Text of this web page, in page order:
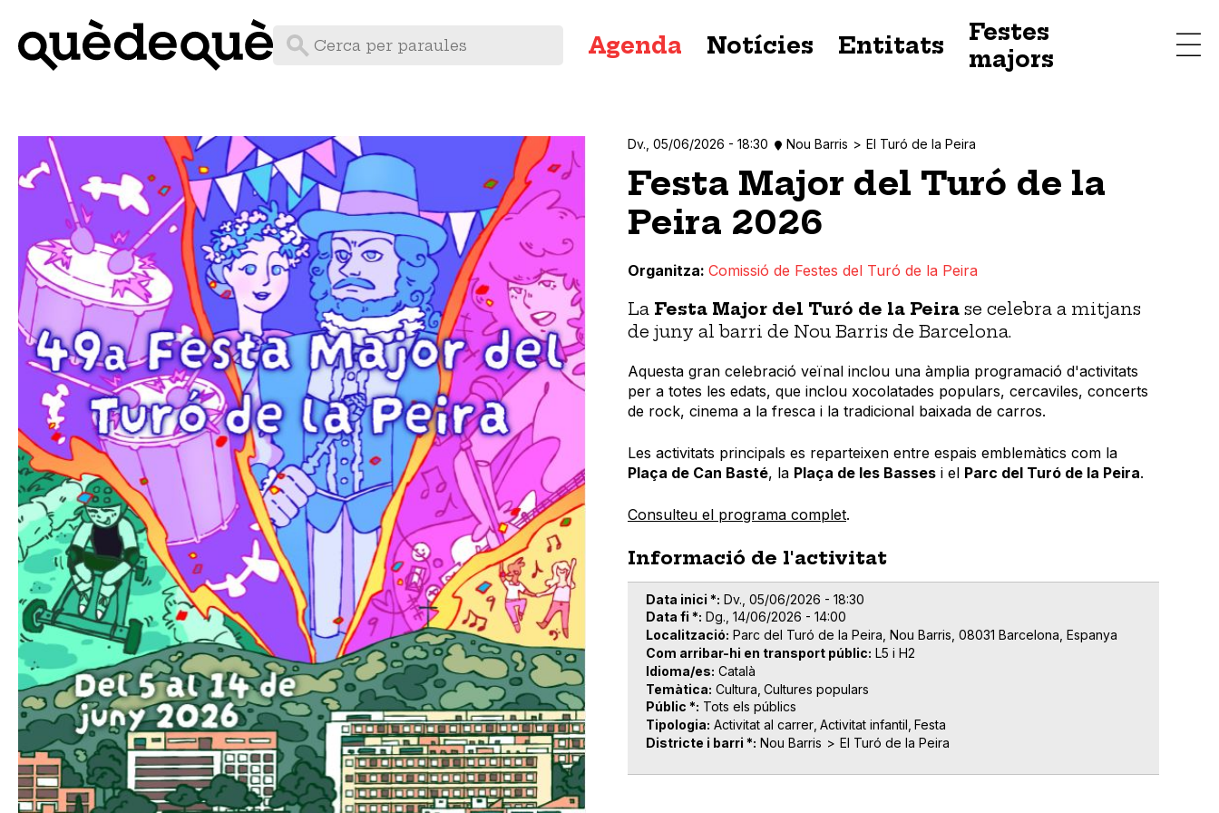
principal
Agenda Notícies Entitats
Festes
majors
Dv., 05/06/2026 - 18:30 Nou Barris El Turó de la Peira
Festa Major del Turó de la
Peira 2026
Organitza Comissió de Festes del Turó de la Peira
La Festa Major del Turó de la Peira se celebra a mitjans
de juny al barri de Nou Barris de Barcelona.
Aquesta gran celebració veïnal inclou una àmplia programació d'activitats
per a totes les edats, que inclou xocolatades populars, cercaviles, concerts
de rock, cinema a la fresca i la tradicional baixada de carros.
Les activitats principals es reparteixen entre espais emblemàtics com la
Plaça de Can Basté, la Plaça de les Basses i el Parc del Turó de la Peira.
Consulteu el programa complet.
Informació de l'activitat
Data inici * Dv., 05/06/2026 - 18:30
Data fi * Dg., 14/06/2026 - 14:00
Localització Parc del Turó de la Peira, Nou Barris, 08031 Barcelona, Espanya
Com arribar-hi en transport públic L5 i H2
Idioma/es Català
Temàtica Cultura Cultures populars
Públic * Tots els públics
Tipologia Activitat al carrer Activitat infantil Festa
Districte i barri * Nou Barris El Turó de la Peira